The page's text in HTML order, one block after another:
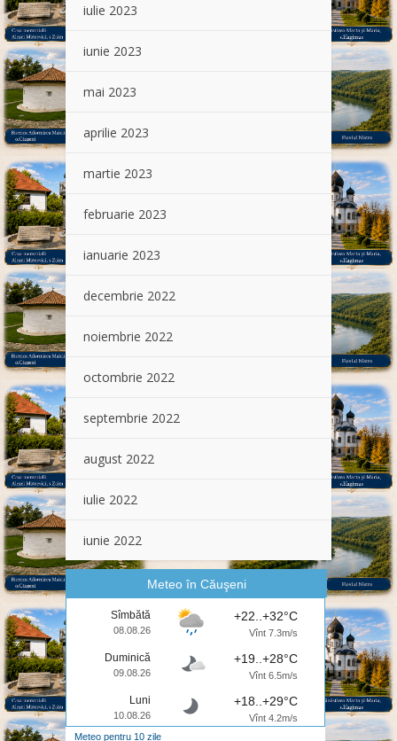
iulie 2023
iunie 2023
mai 2023
aprilie 2023
martie 2023
februarie 2023
ianuarie 2023
decembrie 2022
noiembrie 2022
octombrie 2022
septembrie 2022
august 2022
iulie 2022
iunie 2022
Meteo în Căuşeni
Sîmbătă
08.08.26
+22..+32°C
Vînt 7.3m/s
Duminică
09.08.26
+19..+28°C
Vînt 6.5m/s
Luni
10.08.26
+18..+29°C
Vînt 4.2m/s
Meteo pentru 10 zile